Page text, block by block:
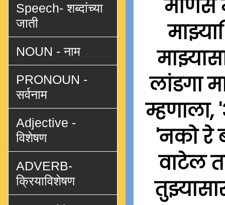
माणसं
लांडगा
'नको रे
वाटेल
Speech- शब्दांच्या
जाती
NOUN - नाम
PRONOUN -
सर्वनाम
Adjective -
विशेषण
ADVERB-
क्रियाविशेषण